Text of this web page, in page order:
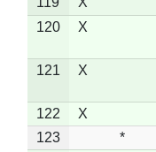
120
X
121 X
122 X
123
*